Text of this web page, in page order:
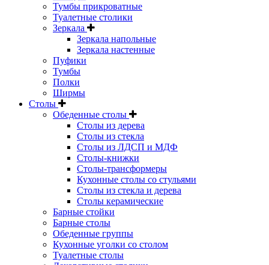
Тумбы прикроватные
Туалетные столики
Зеркала
Зеркала напольные
Зеркала настенные
Пуфики
Тумбы
Полки
Ширмы
Столы
Обеденные столы
Столы из дерева
Столы из стекла
Столы из ЛДСП и МДФ
Столы-книжки
Столы-трансформеры
Кухонные столы со стульями
Столы из стекла и дерева
Столы керамические
Барные стойки
Барные столы
Обеденные группы
Кухонные уголки со столом
Туалетные столы